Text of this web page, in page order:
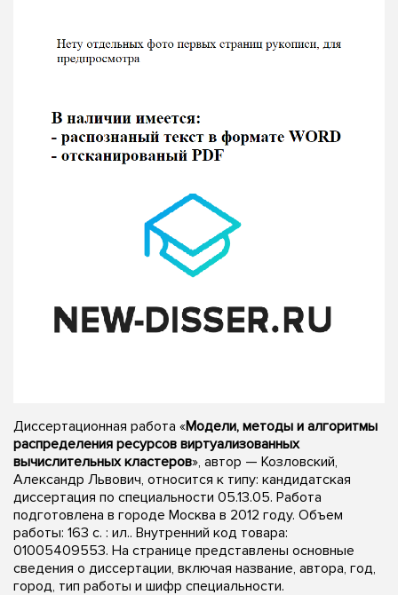
Диссертационная работа «Модели, методы и алгоритмы
распределения ресурсов виртуализованных
вычислительных кластеров», автор — Козловский,
Александр Львович, относится к типу: кандидатская
диссертация по специальности 05.13.05. Работа
подготовлена в городе Москва в 2012 году. Объем
работы: 163 с. : ил.. Внутренний код товара:
01005409553. На странице представлены основные
сведения о диссертации, включая название, автора, год,
город, тип работы и шифр специальности.